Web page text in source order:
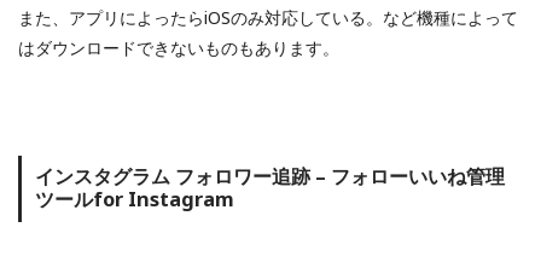
また、アプリによったらiOSのみ対応している。など機種によって
はダウンロードできないものもあります。
インスタグラム フォロワー追跡 – フォローいいね管理
ツールfor Instagram